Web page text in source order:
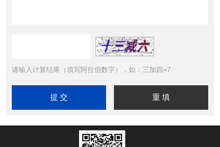
请输入计算结果（填写阿拉伯数字），如：三加四=7